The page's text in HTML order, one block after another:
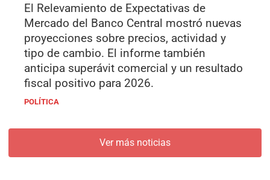
El Relevamiento de Expectativas de
Mercado del Banco Central mostró nuevas
proyecciones sobre precios, actividad y
tipo de cambio. El informe también
anticipa superávit comercial y un resultado
fiscal positivo para 2026.
POLÍTICA
Ver más noticias